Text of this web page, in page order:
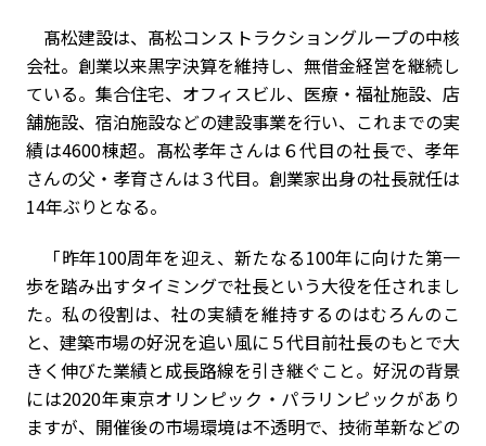
髙松建設は、髙松コンストラクショングループの中核
会社。創業以来黒字決算を維持し、無借金経営を継続し
ている。集合住宅、オフィスビル、医療・福祉施設、店
舗施設、宿泊施設などの建設事業を行い、これまでの実
績は4600棟超。髙松孝年さんは６代目の社長で、孝年
さんの父・孝育さんは３代目。創業家出身の社長就任は
14年ぶりとなる。
「昨年100周年を迎え、新たなる100年に向けた第一
歩を踏み出すタイミングで社長という大役を任されまし
た。私の役割は、社の実績を維持するのはむろんのこ
と、建築市場の好況を追い風に５代目前社長のもとで大
きく伸びた業績と成長路線を引き継ぐこと。好況の背景
には2020年東京オリンピック・パラリンピックがあり
ますが、開催後の市場環境は不透明で、技術革新などの